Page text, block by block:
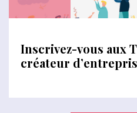
Inscrivez-vous aux
créateur